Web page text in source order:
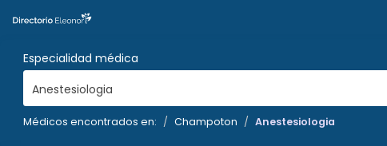
Especialidad médica
Anestesiologia
Médicos encontrados en: Champoton Anestesiologia